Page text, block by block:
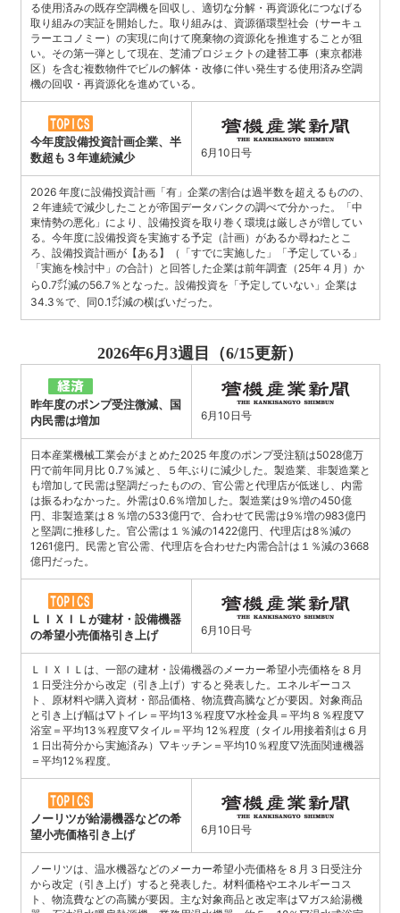
る使用済みの既存空調機を回収し、適切な分解・再資源化につなげる
取り組みの実証を開始した。取り組みは、資源循環型社会（サーキュ
ラーエコノミー）の実現に向けて廃棄物の資源化を推進することが狙
い。その第一弾として現在、芝浦プロジェクトの建替工事（東京都港
区）を含む複数物件でビルの解体・改修に伴い発生する使用済み空調
機の回収・再資源化を進めている。
今年度設備投資計画企業、半
数超も３年連続減少
6月10日号
2026 年度に設備投資計画「有」企業の割合は過半数を超えるものの、
２年連続で減少したことが帝国データバンクの調べで分かった。「中
東情勢の悪化」により、設備投資を取り巻く環境は厳しさが増してい
る。今年度に設備投資を実施する予定（計画）があるか尋ねたとこ
ろ、設備投資計画が【ある】（「すでに実施した」「予定している」
「実施を検討中」の合計）と回答した企業は前年調査（25年４月）か
ら0.7㌽減の56.7％となった。設備投資を「予定していない」企業は
34.3％で、同0.1㌽減の横ばいだった。
2026年6月3週目（6/15更新）
昨年度のポンプ受注微減、国
内民需は増加
6月10日号
日本産業機械工業会がまとめた2025 年度のポンプ受注額は5028億万
円で前年同月比 0.7％減と、５年ぶりに減少した。製造業、非製造業と
も増加して民需は堅調だったものの、官公需と代理店が低迷し、内需
は振るわなかった。外需は0.6％増加した。製造業は9％増の450億
円、非製造業は８％増の533億円で、合わせて民需は9％増の983億円
と堅調に推移した。官公需は１％減の1422億円、代理店は8％減の
1261億円。民需と官公需、代理店を合わせた内需合計は１％減の3668
億円だった。
ＬＩＸＩＬが建材・設備機器
の希望小売価格引き上げ
6月10日号
ＬＩＸＩＬは、一部の建材・設備機器のメーカー希望小売価格を８月
１日受注分から改定（引き上げ）すると発表した。エネルギーコス
ト、原材料や購入資材・部品価格、物流費高騰などが要因。対象商品
と引き上げ幅は▽トイレ＝平均13％程度▽水栓金具＝平均８％程度▽
浴室＝平均13％程度▽タイル＝平均 12％程度（タイル用接着剤は６月
１日出荷分から実施済み）▽キッチン＝平均10％程度▽洗面関連機器
＝平均12％程度。
ノーリツが給湯機器などの希
望小売価格引き上げ
6月10日号
ノーリツは、温水機器などのメーカー希望小売価格を８月３日受注分
から改定（引き上げ）すると発表した。材料価格やエネルギーコス
ト、物流費などの高騰が要因。主な対象商品と改定率は▽ガス給湯機